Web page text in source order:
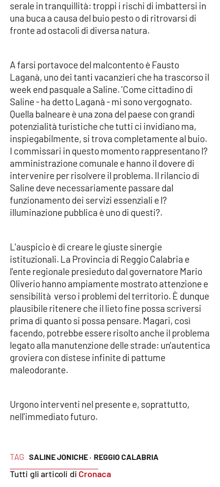
RUBRICHE
Parchi Marini Calabria
Leggendo Alvaro insieme
Imprese Di Calabria
Le perfidie di Antonella Grippo
Venti di comunicazione
STREAMING
LaC Network
LaC OnAir
EDIZIONI
LOCALI
Catanzaro
Crotone
Reggio Calabria
Lamezia Terme
TAG SALINE JONICHE · REGGIO CALABRIA
Tutti gli articoli di Cronaca
serale in tranquillità: troppi i rischi di imbattersi in
una buca a causa del buio pesto o di ritrovarsi di
fronte ad ostacoli di diversa natura.
A farsi portavoce del malcontento è Fausto
Laganà, uno dei tanti vacanzieri che ha trascorso il
week end pasquale a Saline. 'Come cittadino di
Saline - ha detto Laganà - mi sono vergognato.
Quella balneare è una zona del paese con grandi
potenzialità turistiche che tutti ci invidiano ma,
inspiegabilmente, si trova completamente al buio.
I commissari in questo momento rappresentano l?
amministrazione comunale e hanno il dovere di
intervenire per risolvere il problema. Il rilancio di
Saline deve necessariamente passare dal
funzionamento dei servizi essenziali e l?
illuminazione pubblica è uno di questi?.
L'auspicio è di creare le giuste sinergie
istituzionali. La Provincia di Reggio Calabria e
l'ente regionale presieduto dal governatore Mario
Oliverio hanno ampiamente mostrato attenzione e
sensibilità verso i problemi del territorio. È dunque
plausibile ritenere che il lieto fine possa scriversi
prima di quanto si possa pensare. Magari, così
facendo, potrebbe essere risolto anche il problema
legato alla manutenzione delle strade: un'autentica
groviera con distese infinite di pattume
maleodorante.
Urgono interventi nel presente e, soprattutto,
nell'immediato futuro.